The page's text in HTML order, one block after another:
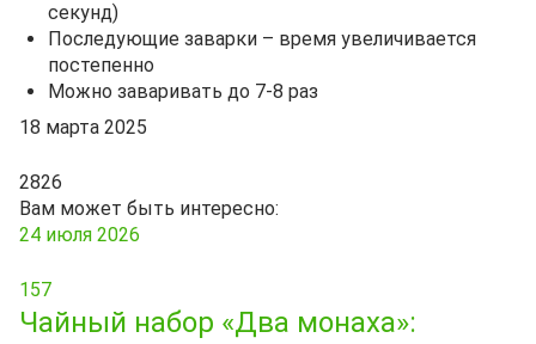
секунд)
Последующие заварки – время увеличивается
постепенно
Можно заваривать до 7-8 раз
18 марта 2025
2826
Вам может быть интересно:
24 июля 2026
157
Чайный набор «Два монаха»: